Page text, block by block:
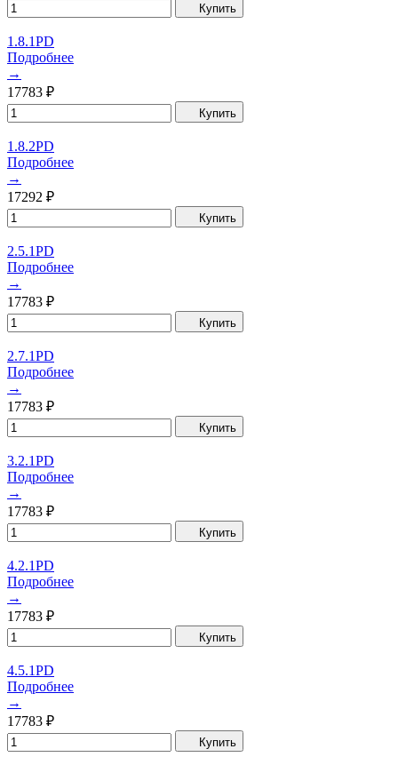
Купить
1.8.1PD
Подробнее
→
17783 ₽
Купить
1.8.2PD
Подробнее
→
17292 ₽
Купить
2.5.1PD
Подробнее
→
17783 ₽
Купить
2.7.1PD
Подробнее
→
17783 ₽
Купить
3.2.1PD
Подробнее
→
17783 ₽
Купить
4.2.1PD
Подробнее
→
17783 ₽
Купить
4.5.1PD
Подробнее
→
17783 ₽
Купить